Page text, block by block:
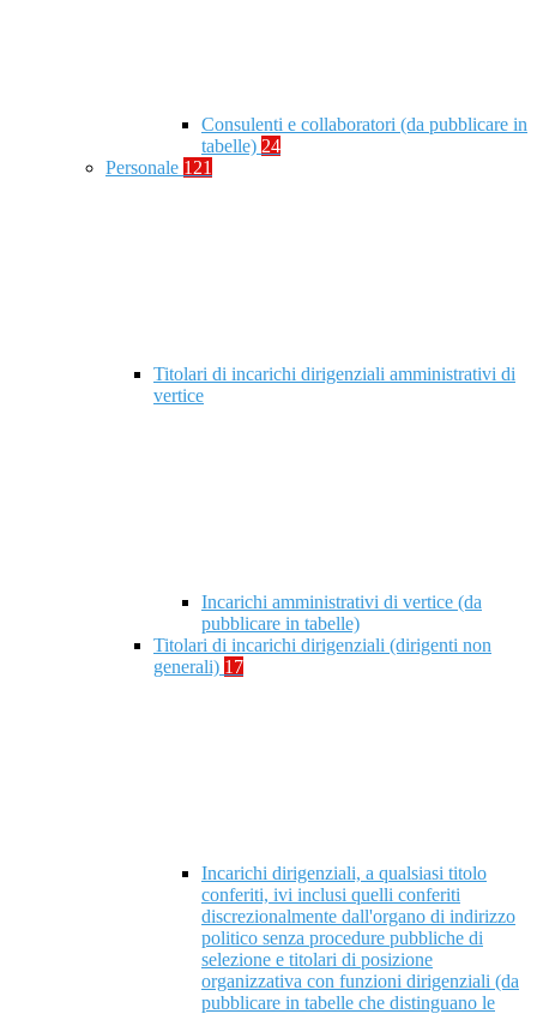
Consulenti e collaboratori (da pubblicare in
tabelle) 24
Personale 121
Titolari di incarichi dirigenziali amministrativi di
vertice
Incarichi amministrativi di vertice (da
pubblicare in tabelle)
Titolari di incarichi dirigenziali (dirigenti non
generali) 17
Incarichi dirigenziali, a qualsiasi titolo
conferiti, ivi inclusi quelli conferiti
discrezionalmente dall'organo di indirizzo
politico senza procedure pubbliche di
selezione e titolari di posizione
organizzativa con funzioni dirigenziali (da
pubblicare in tabelle che distinguano le